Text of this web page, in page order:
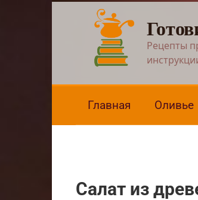
Рецепты
Главная Оливье
Салат из